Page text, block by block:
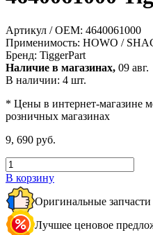
Артикул / OEM: 4640061000
Применимость: HOWO /
Бренд: TiggerPart
Наличие в магазинах, 09 авг.
В наличии: 4 шт.
* Цены в интернет-магазине
розничных магазинах
9, 690 руб.
В корзину
Оригинальные запчасти
Лучшее ценовое